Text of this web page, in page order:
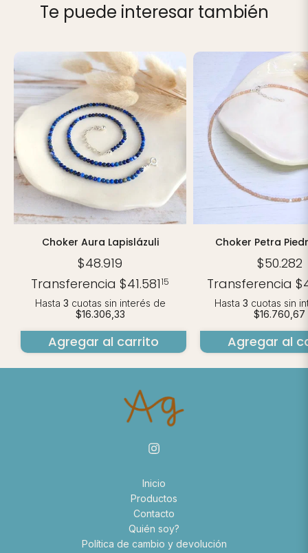
Te puede interesar también
Choker Aura Lapislázuli
$48.919
Transferencia$41.58115
Hasta 3 cuotas sin interés de
$16.306,33
Agregar al carrito
Choker Petra
$50.282
Transferencia
Hasta 3 cuotas sin
$16.760,67
Agregar al
Inicio
Productos
Contacto
Quién soy?
Política de cambio y devolución